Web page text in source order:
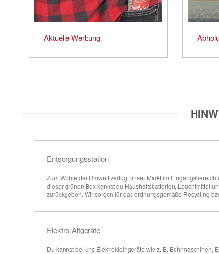
Aktuelle Werbung
Entsorgungsstation
Zum Wohle der Umwelt verfügt unser Markt im
dieser grünen Box kannst du Haushaltsbatterien, Leuchtmittel
zurückgeben. Wir sorgen für das ordnungsgemäße Recycling
Elektro-Altgeräte
Du kannst bei uns Elektrokleingeräte wie z. B. Bohrmaschinen,